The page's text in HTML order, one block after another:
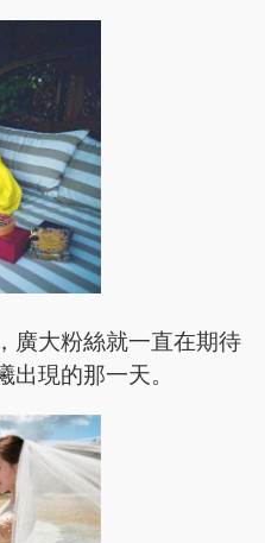
廣大粉絲就一直在期待
現的那一天。